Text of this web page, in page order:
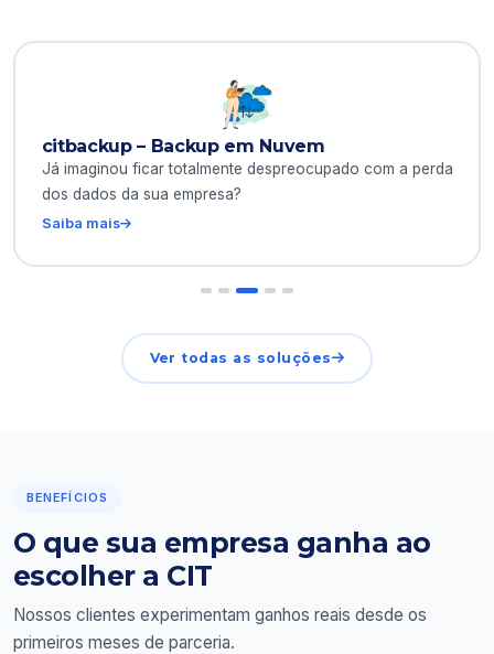
citbackup – Backup em Nuvem
Já imaginou ficar totalmente despreocupado com a perda
dos dados da sua empresa?
Saiba mais
Ver todas as soluções
BENEFÍCIOS
O que sua empresa ganha ao
escolher a CIT
Nossos clientes experimentam ganhos reais desde os
primeiros meses de parceria.